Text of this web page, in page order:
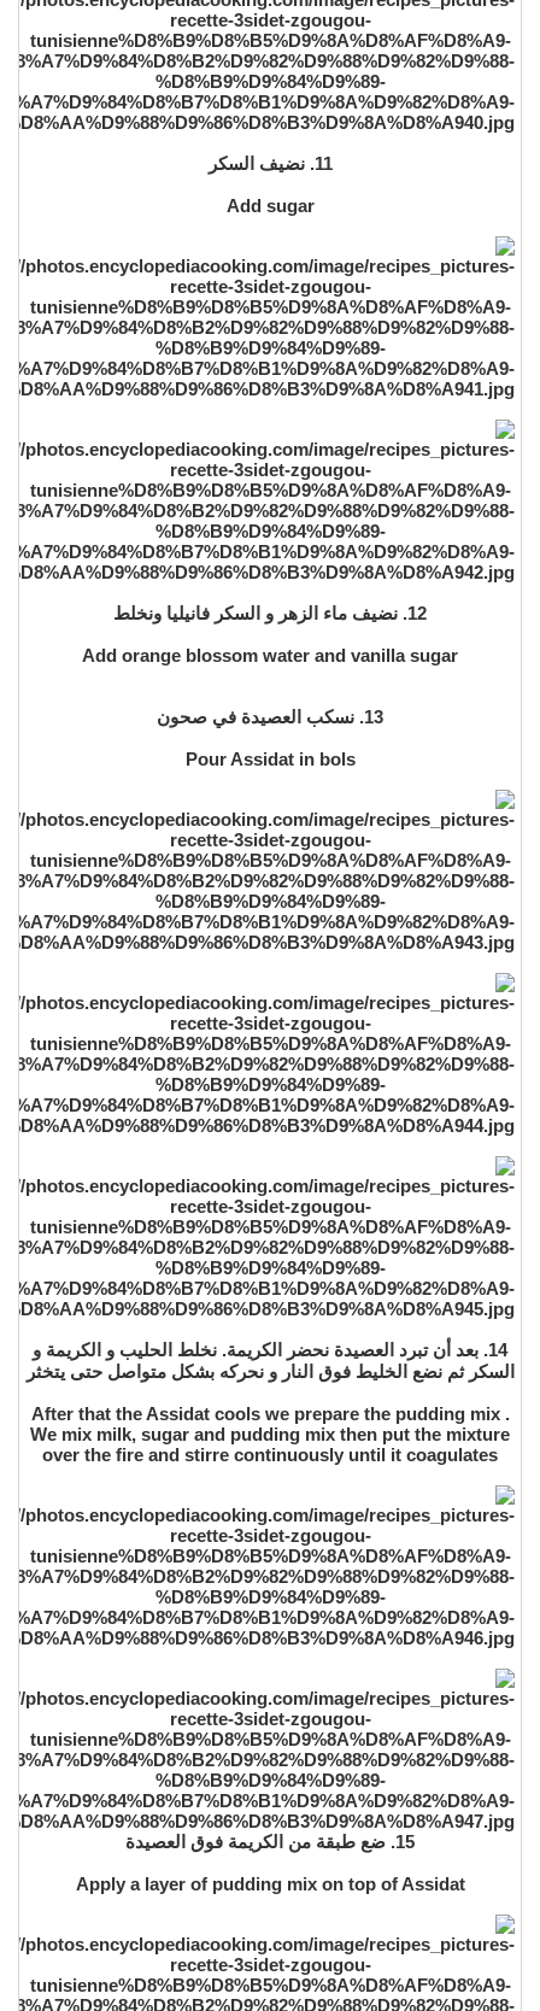
11. نضيف السكر
Add sugar
12. نضيف ماء الزهر و السكر فانيليا ونخلط
Add orange blossom water and vanilla sugar
13. نسكب العصيدة في صحون
Pour Assidat in bols
14. بعد أن تبرد العصيدة نحضر الكريمة. نخلط الحليب و الكريمة و
السكر ثم نضع الخليط فوق النار و نحركه بشكل متواصل حتى يتخثر
After that the Assidat cools we prepare the pudding mix .
We mix milk, sugar and pudding mix then put the mixture
over the fire and stirre continuously until it coagulates
15. ضع طبقة من الكريمة فوق العصيدة
Apply a layer of pudding mix on top of Assidat